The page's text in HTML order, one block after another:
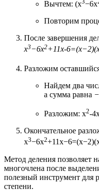
Вычтем: (x −6x
Повторим
После завершения
x3−6x2+11x-6=(x−2)(
Разложим
Найдем два
а сумма равна
Разложим: x2-
Окончательное
x3−6x2
Метод деления позволяет
многочлена после
полезный инструмент для
степени.